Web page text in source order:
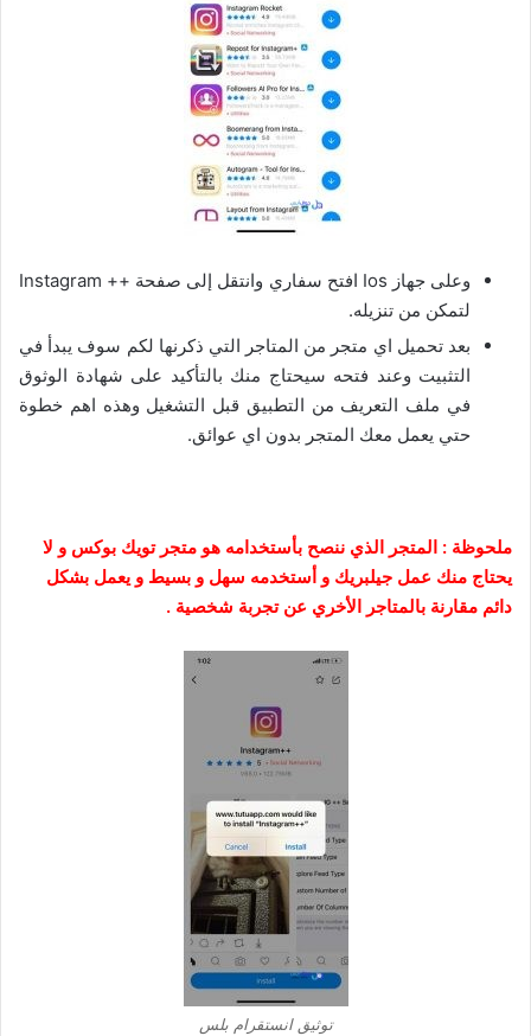
وعلى جهاز Ios افتح سفاري وانتقل إلى صفحة ++ Instagram
لتمكن من تنزيله.
بعد تحميل اي متجر من المتاجر التي ذكرنها لكم سوف يبدأ في
التثبيت وعند فتحه سيحتاج منك بالتأكيد على شهادة الوثوق
في ملف التعريف من التطبيق قبل التشغيل وهذه اهم خطوة
حتي يعمل معك المتجر بدون اي عوائق.
ملحوظة : المتجر الذي ننصح بأستخدامه هو متجر تويك بوكس و لا
يحتاج منك عمل جيلبريك و أستخدمه سهل و بسيط و يعمل بشكل
دائم مقارنة بالمتاجر الأخري عن تجربة شخصية .
توثيق انستقرام بلس